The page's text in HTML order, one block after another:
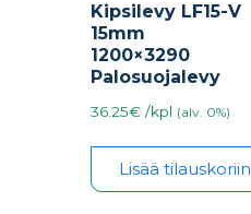
Kipsilevy LF15-V
15mm
1200×3290
Palosuojalevy
36.25€ /kpl (alv. 0%)
Lisää tilauskoriin